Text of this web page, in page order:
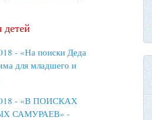
детей
- «На поиски Деда
для младшего и
- «В ПОИСКАХ
САМУРАЕВ» -